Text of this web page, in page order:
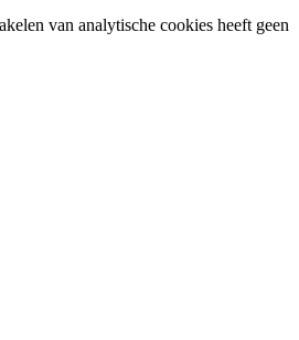
van analytische cookies heeft geen